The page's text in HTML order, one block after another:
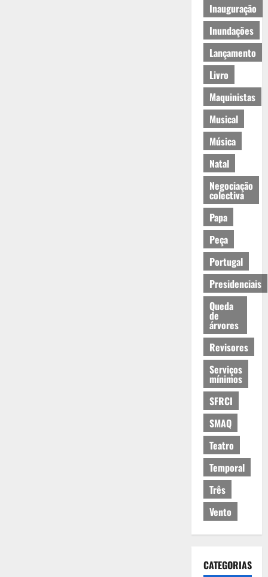
Inauguração
Inundações
Lançamento
Livro
Maquinistas
Musical
Música
Natal
Negociação
colectiva
Papa
Peça
Portugal
Presidenciais
Queda
de
árvores
Revisores
Serviços
mínimos
SFRCI
SMAQ
Teatro
Temporal
Três
Vento
CATEGORIAS